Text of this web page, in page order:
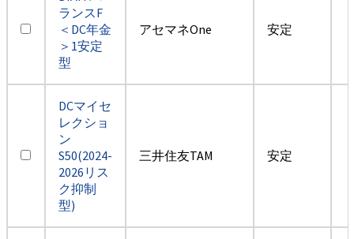
ランスF
＜DC年金
＞1安定
型
アセマネOne 安定
DCマイセ
レクショ
ン
S50(2024-
2026リス
ク抑制
型)
三井住友TAM 安定